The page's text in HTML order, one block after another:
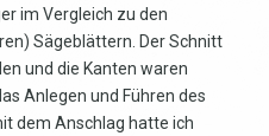
im Vergleich zu den
Sägeblättern. Der Schnitt
und die Kanten waren
Anlegen und Führen des
dem Anschlag hatte ich